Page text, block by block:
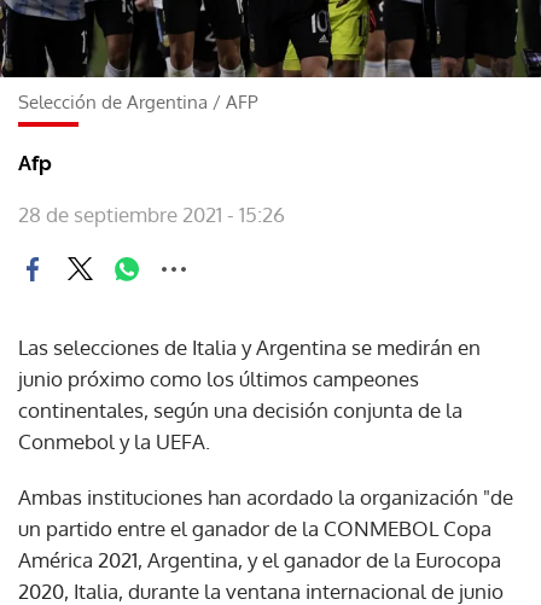
Selección de Argentina / AFP
Afp
28 de septiembre 2021 - 15:26
Las selecciones de Italia y Argentina se medirán en
junio próximo como los últimos campeones
continentales, según una decisión conjunta de la
Conmebol y la UEFA.
Ambas instituciones han acordado la organización "de
un partido entre el ganador de la CONMEBOL Copa
América 2021, Argentina, y el ganador de la Eurocopa
2020, Italia, durante la ventana internacional de junio